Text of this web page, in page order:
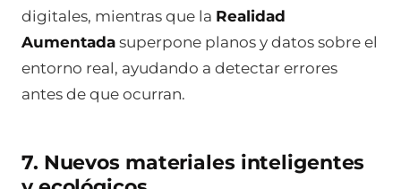
digitales, mientras que la Realidad
Aumentada superpone planos y datos sobre el
entorno real, ayudando a detectar errores
antes de que ocurran.
7. Nuevos materiales inteligentes